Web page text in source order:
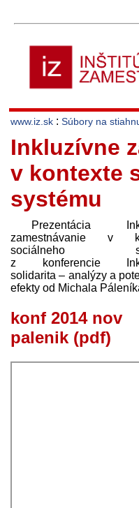
www.iz.sk : Súbory na
Inkluzívne
v kontexte
systému
Prezentácia
zamestnávanie v
sociálneho
z konferencie
solidarita – analýzy a
efekty od Michala
konf 2014 nov
palenik (pdf)